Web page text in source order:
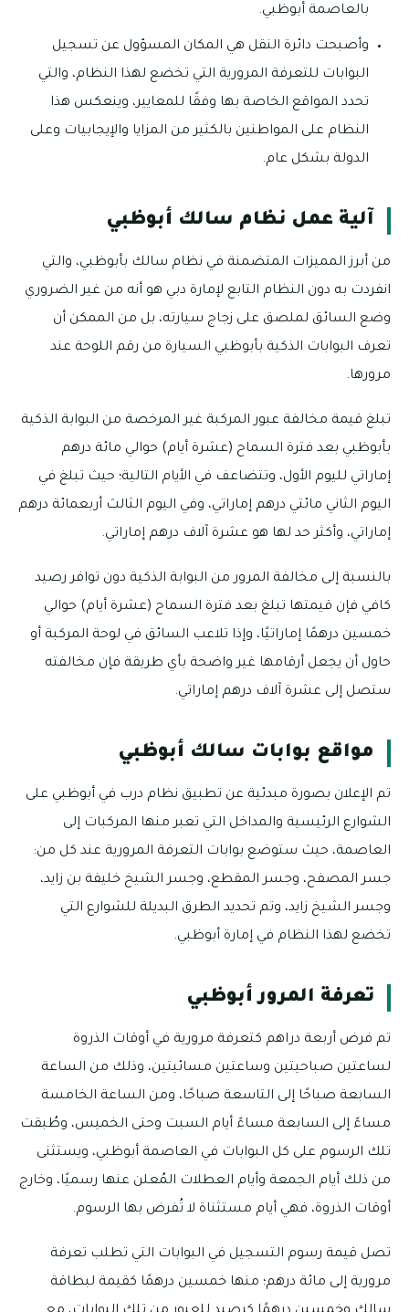
بالعاصمة أبوظبي.
وأصبحت دائرة النقل هي المكان المسؤول عن تسجيل
البوابات للتعرفة المرورية التي تخضع لهذا النظام، والتي
تحدد المواقع الخاصة بها وفقًا للمعايير، وينعكس هذا
النظام على المواطنين بالكثير من المزايا والإيجابيات وعلى
الدولة بشكل عام.
آلية عمل نظام سالك أبوظبي
من أبرز المميزات المتضمنة في نظام سالك بأبوظبي، والتي
انفردت به دون النظام التابع لإمارة دبي هو أنه من غير الضروري
وضع السائق لملصق على زجاج سيارته، بل من الممكن أن
تعرف البوابات الذكية بأبوظبي السيارة من رقم اللوحة عند
مرورها.
تبلغ قيمة مخالفة عبور المركبة غير المرخصة من البوابة الذكية
بأبوظبي بعد فترة السماح (عشرة أيام) حوالي مائة درهم
إماراتي لليوم الأول، وتتضاعف في الأيام التالية؛ حيث تبلغ في
اليوم الثاني مائتي درهم إماراتي، وفي اليوم الثالث أربعمائة درهم
إماراتي، وأكثر حد لها هو عشرة آلاف درهم إماراتي.
بالنسبة إلى مخالفة المرور من البوابة الذكية دون توافر رصيد
كافي فإن قيمتها تبلغ بعد فترة السماح (عشرة أيام) حوالي
خمسين درهمًا إماراتيًا، وإذا تلاعب السائق في لوحة المركبة أو
حاول أن يجعل أرقامها غير واضحة بأي طريقة فإن مخالفته
ستصل إلى عشرة آلاف درهم إماراتي.
مواقع بوابات سالك أبوظبي
تم الإعلان بصورة مبدئية عن تطبيق نظام درب في أبوظبي على
الشوارع الرئيسية والمداخل التي تعبر منها المركبات إلى
العاصمة، حيث ستوضع بوابات التعرفة المرورية عند كل من:
جسر المصفح، وجسر المقطع، وجسر الشيخ خليفة بن زايد،
وجسر الشيخ زايد، وتم تحديد الطرق البديلة للشوارع التي
تخضع لهذا النظام في إمارة أبوظبي.
تعرفة المرور أبوظبي
تم فرض أربعة دراهم كتعرفة مرورية في أوقات الذروة
لساعتين صباحيتين وساعتين مسائيتين، وذلك من الساعة
السابعة صباحًا إلى التاسعة صباحًا، ومن الساعة الخامسة
مساءً إلى السابعة مساءً أيام السبت وحتى الخميس، وطُبقت
تلك الرسوم على كل البوابات في العاصمة أبوظبي، ويستثنى
من ذلك أيام الجمعة وأيام العطلات المُعلن عنها رسميًا، وخارج
أوقات الذروة، فهي أيام مستثناة لا تُفرض بها الرسوم.
تصل قيمة رسوم التسجيل في البوابات التي تطلب تعرفة
مرورية إلى مائة درهم؛ منها خمسين درهمًا كقيمة لبطاقة